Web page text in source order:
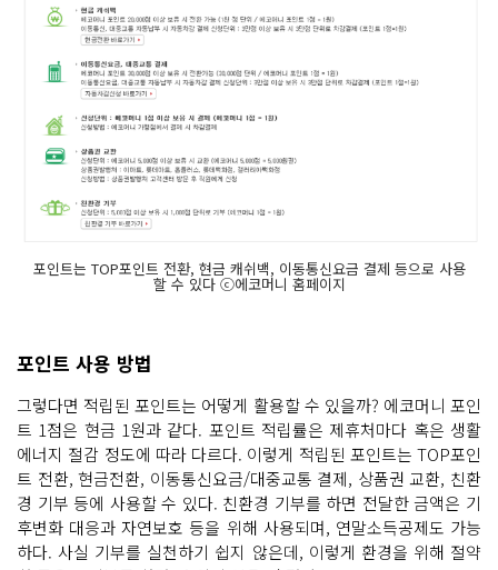
포인트는 TOP포인트 전환, 현금 캐쉬백, 이동통신요금 결제 등으로 사용
할 수 있다 ⓒ에코머니 홈페이지
포인트 사용 방법
그렇다면 적립된 포인트는 어떻게 활용할 수 있을까? 에코머니 포인
트 1점은 현금 1원과 같다. 포인트 적립률은 제휴처마다 혹은 생활
에너지 절감 정도에 따라 다르다. 이렇게 적립된 포인트는 TOP포인
트 전환, 현금전환, 이동통신요금/대중교통 결제, 상품권 교환, 친환
경 기부 등에 사용할 수 있다. 친환경 기부를 하면 전달한 금액은 기
후변화 대응과 자연보호 등을 위해 사용되며, 연말소득공제도 가능
하다. 사실 기부를 실천하기 쉽지 않은데, 이렇게 환경을 위해 절약